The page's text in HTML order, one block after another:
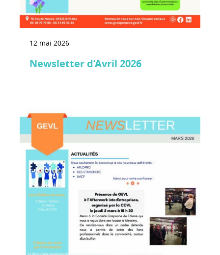
12 mai 2026
Newsletter d’Avril 2026